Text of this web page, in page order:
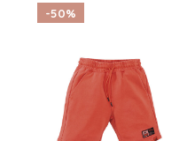
-50%